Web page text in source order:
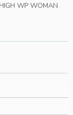
WP WOMAN